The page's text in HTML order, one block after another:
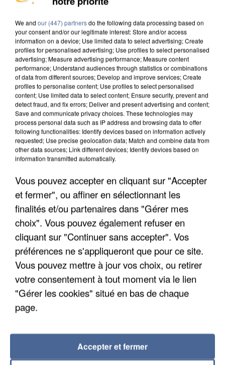
COULÉE DE BOUE EN HAUTE-SAVOIE
LES DONNÉES DE 300 000 CLIENTS DÉROBÉES À
INTERMARCHÉ APRÈS UNE...
We and our (447) partnersdo the following data processing based on
your consent and/or our legitimate interest: Store and/or access
information on a device; Use limited data to select advertising; Create
profiles for personalised advertising; Use profiles to select personalised
advertising; Measure advertising performance; Measure content
performance; Understand audiences through statistics or combinations
of data from different sources; Develop and improve services; Create
profiles to personalise content; Use profiles to select personalised
content; Use limited data to select content; Ensure security, prevent and
detect fraud, and fix errors; Deliver and present advertising and content;
Save and communicate privacy choices. These technologies may
process personal data such as IP address and browsing data to offer
following functionalities: Identify devices based on information actively
requested; Use precise geolocation data; Match and combine data from
other data sources; Link different devices; Identify devices based on
information transmitted automatically.
Vous pouvez accepter en cliquant sur "Accepter
et fermer", ou affiner en sélectionnant les
finalités et/ou partenaires dans "Gérer mes
choix". Vous pouvez également refuser en
cliquant sur "Continuer sans accepter". Vos
préférences ne s'appliqueront que pour ce site.
Vous pouvez mettre à jour vos choix, ou retirer
votre consentement à tout moment via le lien
"Gérer les cookies" situé en bas de chaque
page.
Accepter et fermer